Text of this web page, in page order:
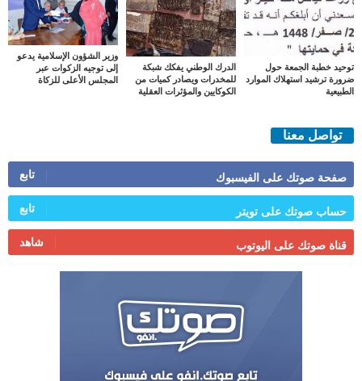
توحيد خطبة الجمعة حول
ضرورة ترشيد استهلاك الموارد
الطبيعية
الدرك الوطني يفكك شبكة
للمخدرات ويصادر كميات من
الكوكايين والمؤثرات العقلية
وزير الشؤون الإسلامية يدعو
إلى توجيه الزكوات عبر
المجلس الأعلى للزكاة
تواصل معنا
صفحة صوتك على الفيسبوك تابع
حساب صوتك على تويتر تابع
قناة صوتك على اليوتوب شاهد